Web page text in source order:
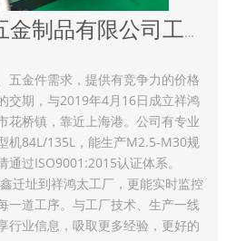
品有限公司工厂开业
五金件需求，提供有竞争力的价格
交期，与2019年4月16日成立祥鸿
花桥镇，靠近上海港。公司有专业
机84L/135L，能生产M2.5-M30规
过ISO9001:2015认证体系。
迁址到祥鸿太工厂，更能实时监控
一道工序。与工厂技术、生产一线
行业信息，吸取更多经验，更好的